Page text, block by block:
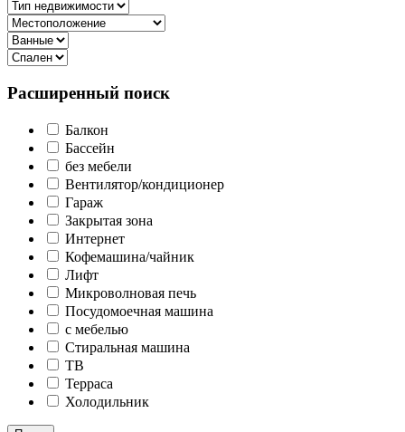
Расширенный поиск
Балкон
Бассейн
без мебели
Вентилятор/кондиционер
Гараж
Закрытая зона
Интернет
Кофемашина/чайник
Лифт
Микроволновая печь
Посудомоечная машина
с мебелью
Стиральная машина
ТВ
Терраса
Холодильник